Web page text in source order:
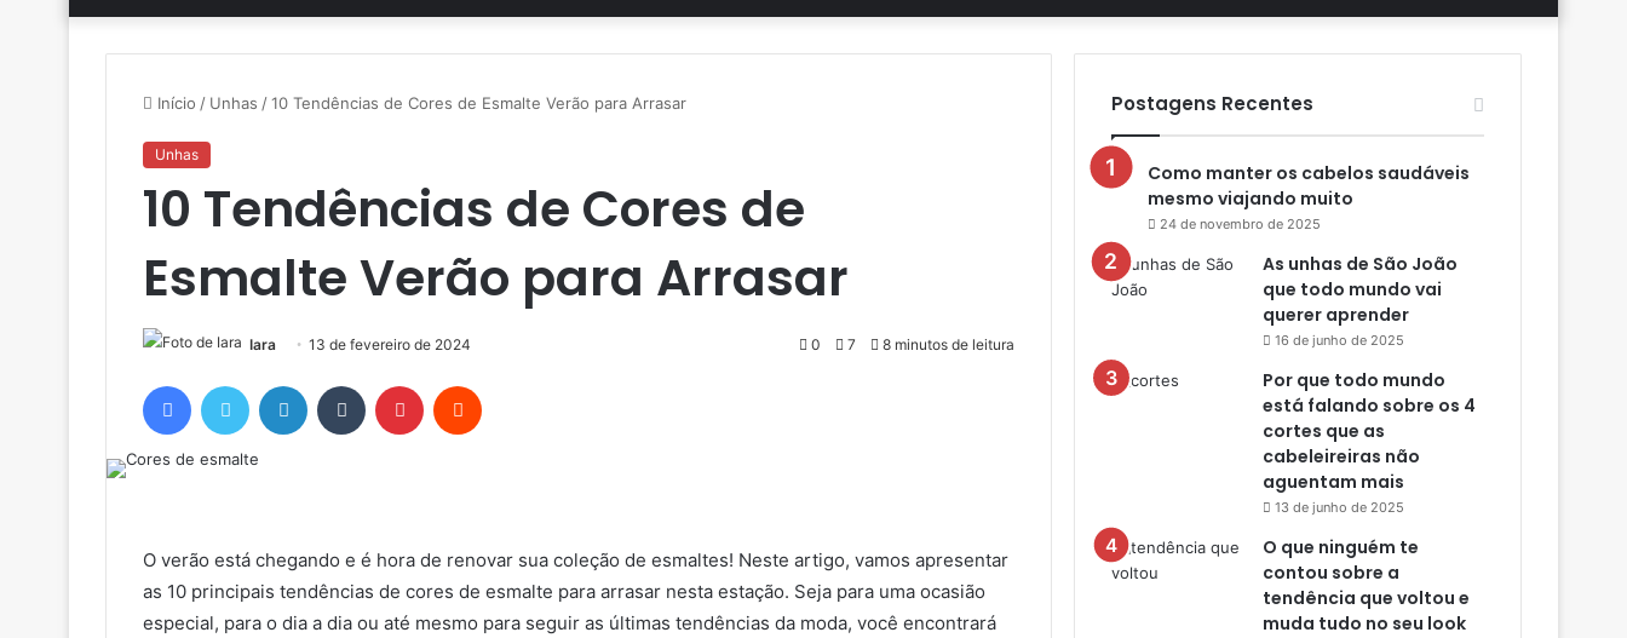
por
skin
aleatório
Início / Unhas /10 Tendências de Cores de Esmalte Verão para Arrasar
Unhas
10 Tendências de Cores de
Esmalte Verão para Arrasar
Iara 13 de fevereiro de 2024 0 7 8 minutos de leitura
FacebookTwitter Linkedin Tumblr Pinterest
O verão está chegando e é hora de renovar sua coleção de esmaltes! Neste artigo, vamos apresentar
as 10 principais tendências de cores de esmalte para arrasar nesta estação. Seja para uma ocasião
especial, para o dia a dia ou até mesmo para seguir as últimas tendências da moda, você encontrará
Postagens Recentes
Como manter os cabelos saudáveis
mesmo viajando muito
24 de novembro de 2025
As unhas de São João
que todo mundo vai
querer aprender
16 de junho de 2025
Por que todo mundo
está falando sobre os 4
cortes que as
cabeleireiras não
aguentam mais
13 de junho de 2025
O que ninguém te
contou sobre a
tendência que voltou e
muda tudo no seu look